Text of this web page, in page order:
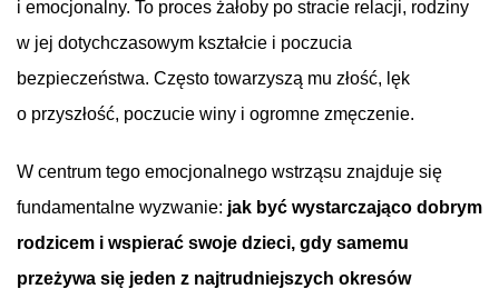
i emocjonalny. To proces żałoby po stracie relacji, rodziny
w jej dotychczasowym kształcie i poczucia
bezpieczeństwa. Często towarzyszą mu złość, lęk
o przyszłość, poczucie winy i ogromne zmęczenie.
W centrum tego emocjonalnego wstrząsu znajduje się
fundamentalne wyzwanie: jak być wystarczająco dobrym
rodzicem i wspierać swoje dzieci, gdy samemu
przeżywa się jeden z najtrudniejszych okresów